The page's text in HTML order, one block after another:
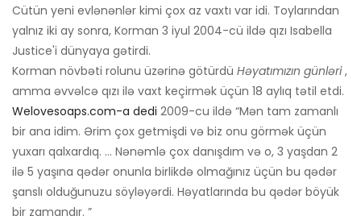
Cütün yeni evlənənlər kimi çox az vaxtı var idi. Toylarından
yalnız iki ay sonra, Korman 3 iyul 2004-cü ildə qızı Isabella
Justice'i dünyaya gətirdi.
Korman növbəti rolunu üzərinə götürdü Həyatımızın günləri,
amma əvvəlcə qızı ilə vaxt keçirmək üçün 18 aylıq tətil etdi.
Welovesoaps.com-a dedi 2009-cu ildə “Mən tam zamanlı
bir ana idim. Ərim çox getmişdi və biz onu görmək üçün
yuxarı qalxardıq. ... Nənəmlə çox danışdım və o, 3 yaşdan 2
ilə 5 yaşına qədər onunla birlikdə olmağınız üçün bu qədər
şanslı olduğunuzu söyləyərdi. Həyatlarında bu qədər böyük
bir zamandır. ”